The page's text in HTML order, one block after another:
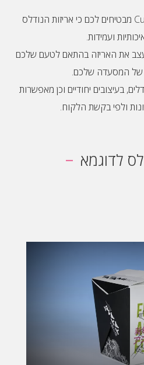
הניסיון והידע של חברת Cups מבטיחים לכם כי אריזות הנודלס
ועמידות.
את האריזה בהתאם לטעם שלכם
של המסעדה שלכם.
בעיצובים יחודיים וכן מאפשרות
ולפי בקשת הלקוח.
לדוגמא -